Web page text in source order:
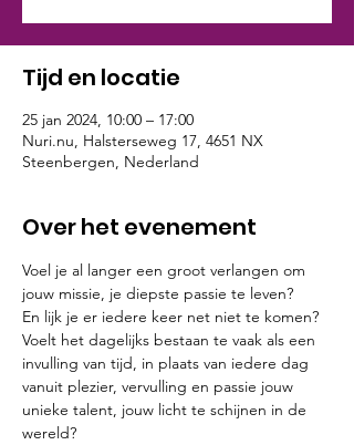
Tijd en locatie
25 jan 2024, 10:00 – 17:00
Nuri.nu, Halsterseweg 17, 4651 NX
Steenbergen, Nederland
Over het evenement
Voel je al langer een groot verlangen om
jouw missie, je diepste passie te leven?
En lijk je er iedere keer net niet te komen?
Voelt het dagelijks bestaan te vaak als een
invulling van tijd, in plaats van iedere dag
vanuit plezier, vervulling en passie jouw
unieke talent, jouw licht te schijnen in de
wereld?